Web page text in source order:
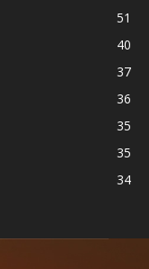
51
40
37
36
35
35
34